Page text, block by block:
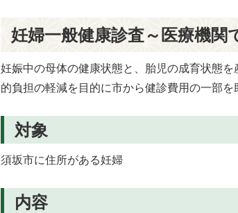
妊婦一般健康診査～医療機関
妊娠中の母体の健康状態と、胎児の成育状態
的負担の軽減を目的に市から健診費用の一部を
対象
須坂市に住所がある妊婦
内容